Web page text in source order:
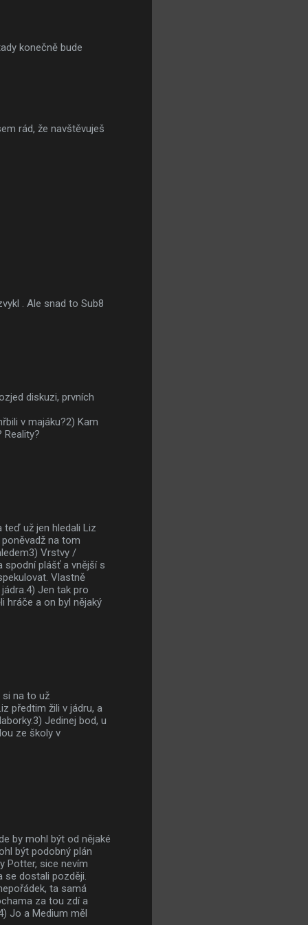
konečně bude
rád, že navštěvuješ
. Ale snad to Sub8
diskuzi, prvních
v majáku?2) Kam
Reality?
teď už jen hledali Liz
na tom
Vrstvy /
spodní plášť a vnější s
Vlastně
Jen tak pro
hráče a on byl nějaký
si na to už
předtim žili v jádru, a
Jedinej bod, u
ze školy v
by mohl být od nějaké
být podobný plán
Potter, sice nevím
se dostali později.
ta samá
za tou zdí a
Jo a Medium měl